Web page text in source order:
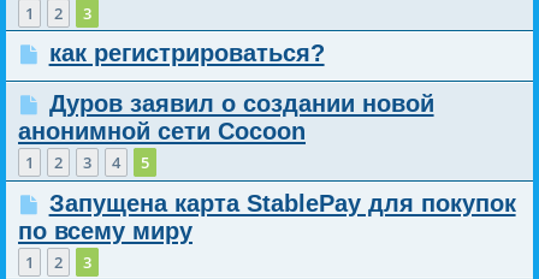
1 2 3
как регистрироваться?
Дуров заявил о создании новой
анонимной сети Cocoon
1 2 3 4 5
Запущена карта StablePay для покупок
по всему миру
1 2 3